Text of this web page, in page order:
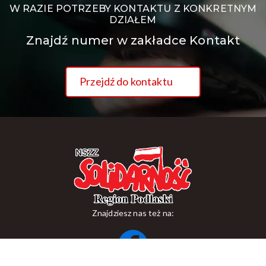
W RAZIE POTRZEBY KONTAKTU Z KONKRETNYM
DZIAŁEM
Znajdź numer w zakładce Kontakt
Przejdź do kontaktu
Znajdziesz nas też na: